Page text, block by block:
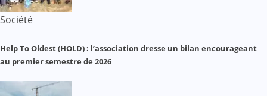
Société
Help To Oldest (HOLD) : l’association dresse un bilan encourageant
au premier semestre de 2026